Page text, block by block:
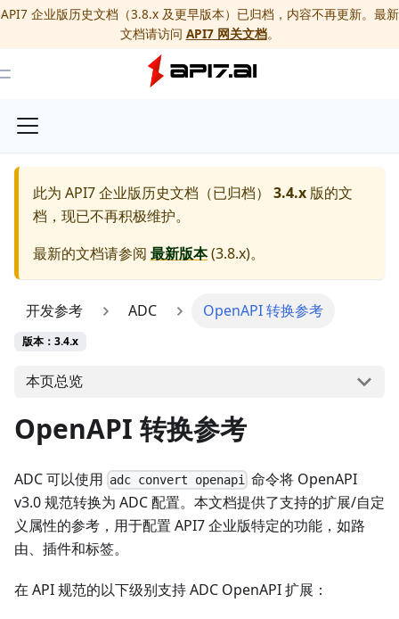
API7 企业版历史文档（3.8.x 及更早版本）已归档，内容不再更新。最新
文档请访问 API7 网关文档。
Toggle Menu
此为 API7 企业版历史文档（已归档） 3.4.x 版的文
档，现已不再积极维护。
最新的文档请参阅 最新版本(3.8.x)。
开发参考 ADC OpenAPI 转换参考
版本：3.4.x
本页总览
OpenAPI 转换参考
ADC 可以使用 adc convert openapi
命令将 OpenAPI
v3.0 规范转换为 ADC 配置。本文档提供了支持的扩展/自定
义属性的参考，用于配置 API7 企业版特定的功能，如路
由、插件和标签。
在 API 规范的以下级别支持 ADC OpenAPI 扩展：